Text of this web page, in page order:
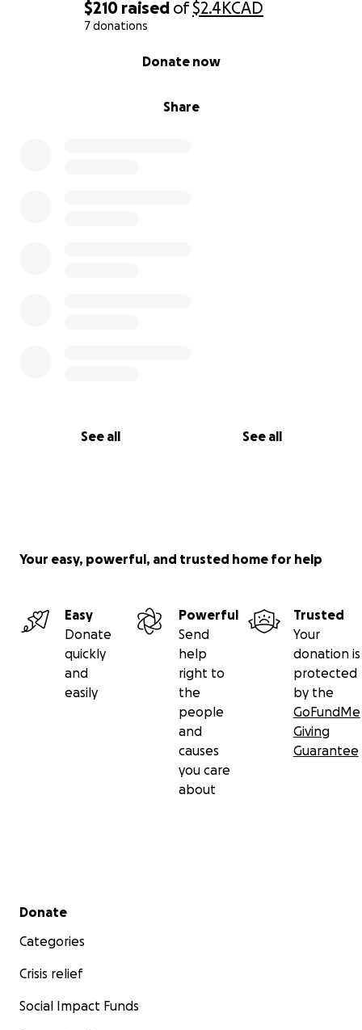
$210 raised of$2.4KCAD
7 donations
Share
Donate now
See all See all
Your easy, powerful, and trusted home for help
Easy
Donate
quickly
and
easily
Powerful
Send
help
right to
the
people
and
causes
you care
about
Trusted
Your
donation is
protected
by the
GoFundMe
Giving
Guarantee
Secondary menu
Donate
Categories
Crisis relief
Social Impact Funds